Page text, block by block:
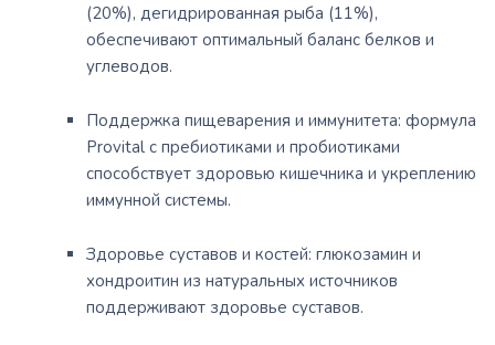
(20%), дегидрированная рыба (11%),
обеспечивают оптимальный баланс белков и
углеводов.
Поддержка пищеварения и иммунитета: формула
Provital с пребиотиками и пробиотиками
способствует здоровью кишечника и укреплению
иммунной системы.
Здоровье суставов и костей: глюкозамин и
хондроитин из натуральных источников
поддерживают здоровье суставов.